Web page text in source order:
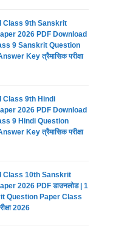
Class 9th Sanskrit
2026 PDF Download
9 Sanskrit Question
Key त्रैमासिक परीक्षा
Class 9th Hindi
2026 PDF Download
9 Hindi Question
Key त्रैमासिक परीक्षा
Class 10th Sanskrit
2026 PDF डाउनलोड | 1
Question Paper Class
2026